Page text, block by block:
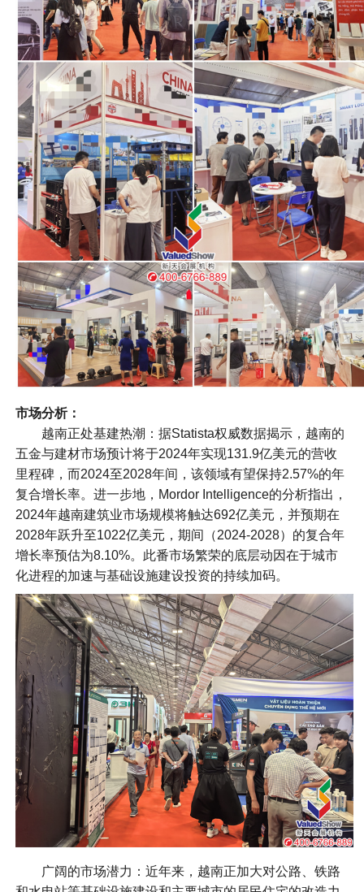
市场分析：
越南正处基建热潮：据Statista权威数据揭示，越南的
五金与建材市场预计将于2024年实现131.9亿美元的营收
里程碑，而2024至2028年间，该领域有望保持2.57%的年
复合增长率。进一步地，Mordor Intelligence的分析指出，
2024年越南建筑业市场规模将触达692亿美元，并预期在
2028年跃升至1022亿美元，期间（2024-2028）的复合年
增长率预估为8.10%。此番市场繁荣的底层动因在于城市
化进程的加速与基础设施建设投资的持续加码。
广阔的市场潜力：近年来，越南正加大对公路、铁路